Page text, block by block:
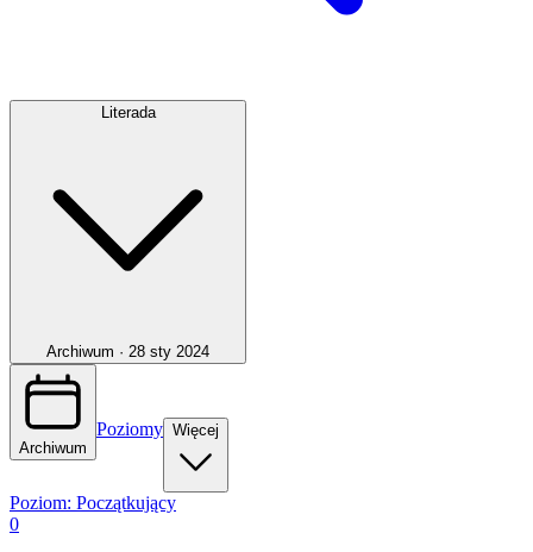
Literada
Archiwum · 28 sty 2024
Archiwum
Poziomy Więcej
Poziom: Początkujący
0